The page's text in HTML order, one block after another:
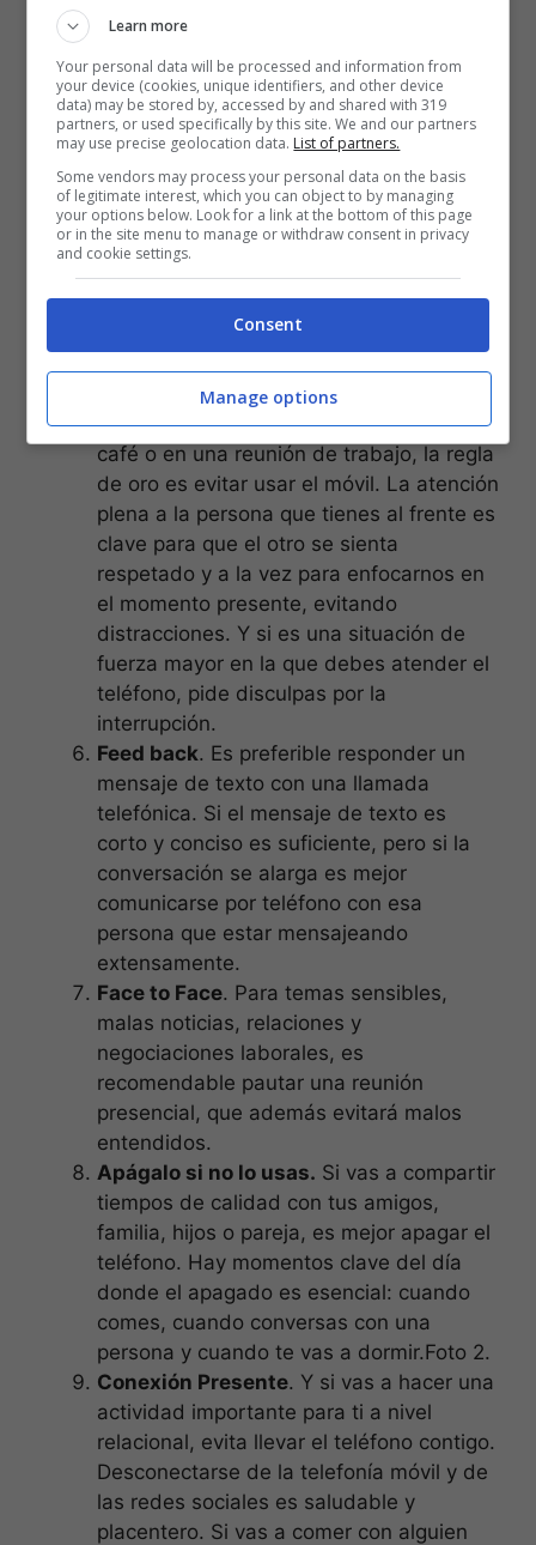
mientras estás trabajando, o mientras
disfrutas tus tiempos personales con
familia y amigos. Con las notificaciones
silenciadas, ahorrarás batería y
distracciones.
Chequeos agendados. Organízate para
responder los mensajes de texto a
determinadas horas y/o momentos del
día. No respondas al instante. La
recomendación vale igual para los
correos electrónicos y las llamadas por
Atención Plena. Si estás conversando
con una persona, ya sea tomando un
café o en una reunión de trabajo, la regla
de oro es evitar usar el móvil. La atención
plena a la persona que tienes al frente es
clave para que el otro se sienta
respetado y a la vez para enfocarnos en
el momento presente, evitando
distracciones. Y si es una situación de
fuerza mayor en la que debes atender el
teléfono, pide disculpas por la
interrupción.
Feed back. Es preferible responder un
mensaje de texto con una llamada
telefónica. Si el mensaje de texto es
corto y conciso es suficiente, pero si la
conversación se alarga es mejor
comunicarse por teléfono con esa
persona que estar mensajeando
extensamente.
Face to Face. Para temas sensibles,
malas noticias, relaciones y
negociaciones laborales, es
recomendable pautar una reunión
presencial, que además evitará malos
entendidos.
Apágalo si no lo usas. Si vas a compartir
tiempos de calidad con tus amigos,
familia, hijos o pareja, es mejor apagar el
teléfono. Hay momentos clave del día
donde el apagado es esencial: cuando
comes, cuando conversas con una
persona y cuando te vas a dormir.Foto 2.
Conexión Presente. Y si vas a hacer una
actividad importante para ti a nivel
relacional, evita llevar el teléfono contigo.
Desconectarse de la telefonía móvil y de
las redes sociales es saludable y
placentero. Si vas a comer con alguien
Learn more
Your personal data will be processed and information from
your device (cookies, unique identifiers, and other device
data) may be stored by, accessed by and shared with 319
partners, or used specifically by this site. We and our partners
may use precise geolocation data. List of partners.
Some vendors may process your personal data on the basis
of legitimate interest, which you can object to by managing
your options below. Look for a link at the bottom of this page
or in the site menu to manage or withdraw consent in privacy
and cookie settings.
Consent
Manage options